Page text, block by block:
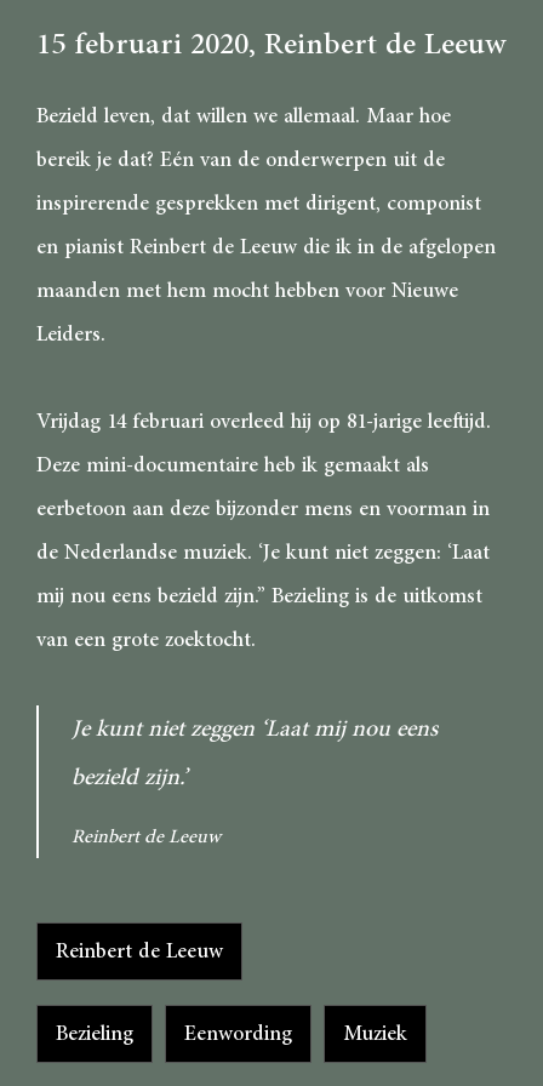
15 februari 2020, Reinbert de Leeuw
Bezield leven, dat willen we allemaal. Maar hoe
bereik je dat? Eén van de onderwerpen uit de
inspirerende gesprekken met dirigent, componist
en pianist Reinbert de Leeuw die ik in de afgelopen
maanden met hem mocht hebben voor Nieuwe
Leiders.
Vrijdag 14 februari overleed hij op 81-jarige leeftijd.
Deze mini-documentaire heb ik gemaakt als
eerbetoon aan deze bijzonder mens en voorman in
de Nederlandse muziek. ‘Je kunt niet zeggen: ‘Laat
mij nou eens bezield zijn.’’ Bezieling is de uitkomst
van een grote zoektocht.
Je kunt niet zeggen ‘Laat mij nou eens
bezield zijn.’
Reinbert de Leeuw
Categorieën
Reinbert de Leeuw
Tags
Bezieling Eenwording Muziek